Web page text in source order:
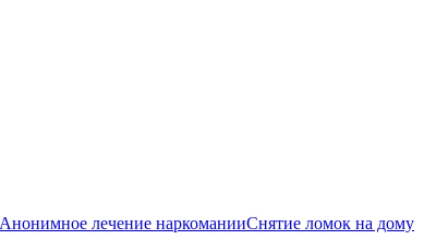
Анонимное лечение наркоманииСнятие ломок на дому